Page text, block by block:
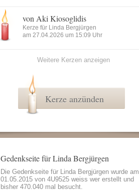
von Aki Kiosoglidis
Kerze für Linda Bergjürgen
am 27.04.2026 um 15:09 Uhr
Weitere Kerzen anzeigen
Kerze anzünden
Gedenkseite für Linda Bergjürgen
Die Gedenkseite für Linda Bergjürgen wurde am
01.05.2015 von 4U9525 weiss wer erstellt und
bisher 470.040 mal besucht.